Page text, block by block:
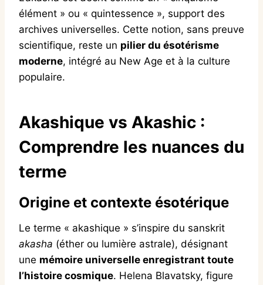
élément » ou « quintessence », support des
archives universelles. Cette notion, sans preuve
scientifique, reste un pilier du ésotérisme
moderne, intégré au New Age et à la culture
populaire.
Akashique vs Akashic :
Comprendre les nuances du
terme
Origine et contexte ésotérique
Le terme « akashique » s’inspire du sanskrit
akasha (éther ou lumière astrale), désignant
une mémoire universelle enregistrant toute
l’histoire cosmique. Helena Blavatsky, figure